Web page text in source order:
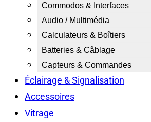
Commodos & Interfaces
Audio / Multimédia
Calculateurs & Boîtiers
Batteries & Câblage
Capteurs & Commandes
Éclairage & Signalisation
Accessoires
Vitrage